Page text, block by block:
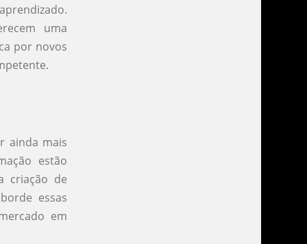
uma
por novos
ainda mais
estão
criação de
essas
em